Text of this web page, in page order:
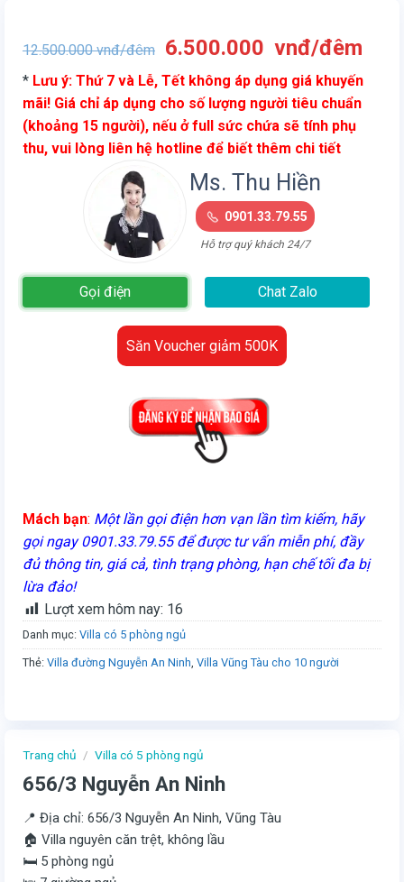
Trang chủ / Villa có 5 phòng ngủ
656/3 Nguyễn An Ninh
📍 Địa chỉ: 656/3 Nguyễn An Ninh, Vũng Tàu
🏠 Villa nguyên căn trệt, không lầu
🛏️ 5 phòng ngủ
12.500.000vnđ/đêm
Giá
gốc
là:
12.500.000
vnđ/
đêm.
6.500.000 vnđ/đêmGiá
tại
là:
* Lưu ý: Thứ 7 và Lễ, Tết không áp dụng giá khuyến
mãi! Giá chỉ áp dụng cho số lượng người tiêu chuẩn
(khoảng 15 người), nếu ở full sức chứa sẽ tính phụ
thu, vui lòng liên hệ hotline để biết thêm chi tiết
Ms. Thu Hiền
0901.33.79.55
Hỗ trợ quý khách 24/7
Gọi điện Chat Zalo
Săn Voucher giảm 500K
Mách bạn: Một lần gọi điện hơn vạn lần tìm kiếm, hãy
gọi ngay 0901.33.79.55 để được tư vấn miễn phí, đầy
đủ thông tin, giá cả, tình trạng phòng, hạn chế tối đa bị
lừa đảo!
Lượt xem hôm nay: 16
Danh mục: Villa có 5 phòng ngủ
Thẻ: Villa đường Nguyễn An Ninh, Villa Vũng Tàu cho 10 người